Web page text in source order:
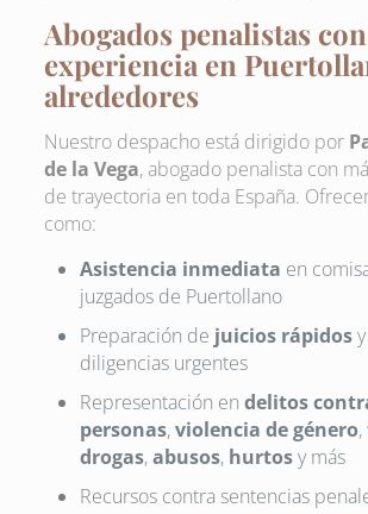
Abogados penalistas con
experiencia en
alrededores
Nuestro despacho está dirigido por
de la Vega, abogado penalista con
de trayectoria en toda España.
como:
Asistencia inmediata en
juzgados de Puertollano
Preparación de juicios rápidosy
diligencias urgentes
Representación en delitos
personas,violencia de género,
drogas,abusos, hurtosy más
Recursos contra sentencias